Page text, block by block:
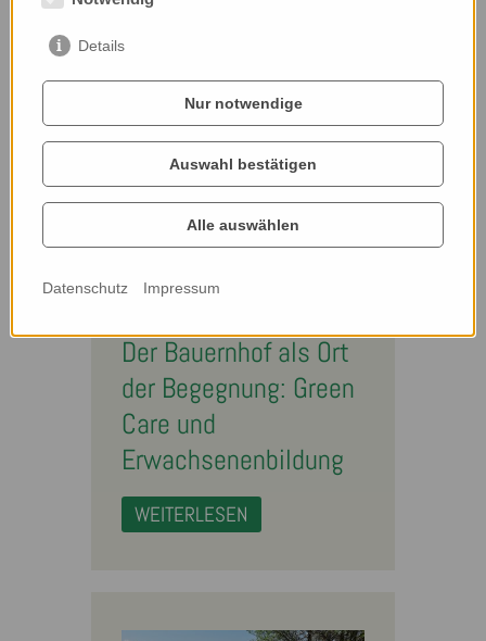
Der Bauernhof als Ort
der Begegnung: Green
Care und
Erwachsenenbildung
WEITERLESEN
Details
Nur notwendige
Auswahl bestätigen
Alle auswählen
Datenschutz Impressum